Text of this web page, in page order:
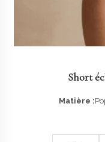
Short
Matière :